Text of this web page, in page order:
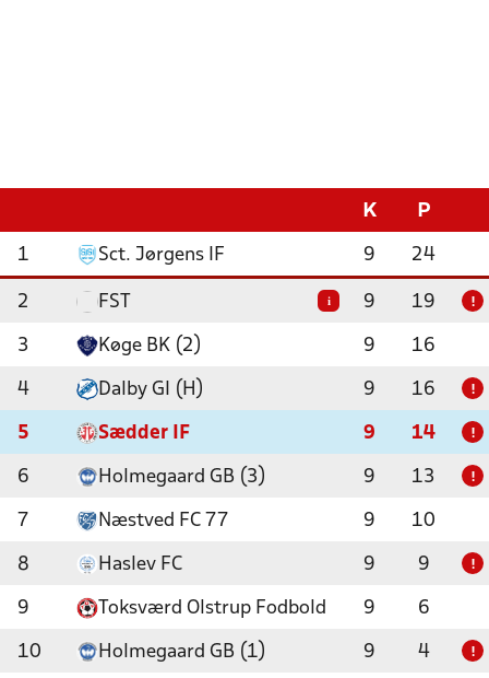
K P
1 Sct. Jørgens IF 9 24
2 FST i 9 19 !
3 Køge BK (2) 9 16
4 Dalby GI (H) 9 16 !
5 Sædder IF 9 14 !
6 Holmegaard GB (3) 9 13 !
7 Næstved FC 77 9 10
8 Haslev FC 9 9 !
9 Toksværd Olstrup Fodbold 9 6
10 Holmegaard GB (1) 9 4 !